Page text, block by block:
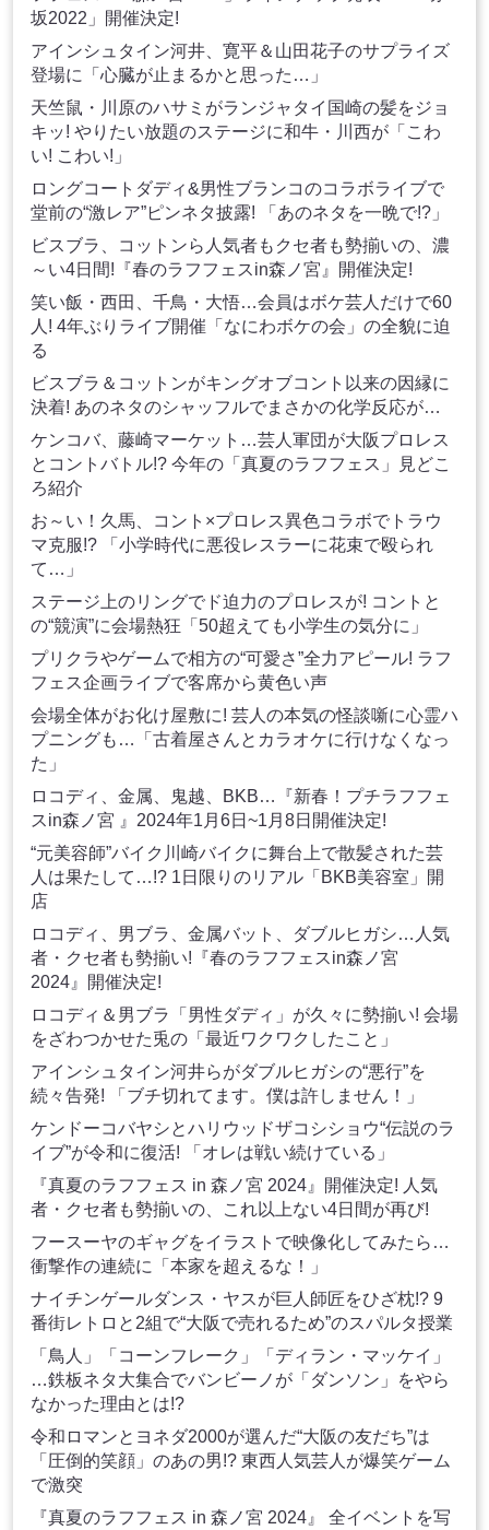
坂2022」開催決定!
アインシュタイン河井、寛平＆山田花子のサプライズ
登場に「心臓が止まるかと思った…」
天竺鼠・川原のハサミがランジャタイ国崎の髪をジョ
キッ! やりたい放題のステージに和牛・川西が「こわ
い! こわい!」
ロングコートダディ&男性ブランコのコラボライブで
堂前の“激レア”ピンネタ披露! 「あのネタを一晩で!?」
ビスブラ、コットンら人気者もクセ者も勢揃いの、濃
～い4日間!『春のラフフェスin森ノ宮』開催決定!
笑い飯・西田、千鳥・大悟…会員はボケ芸人だけで60
人! 4年ぶりライブ開催「なにわボケの会」の全貌に迫
る
ビスブラ＆コットンがキングオブコント以来の因縁に
決着! あのネタのシャッフルでまさかの化学反応が…
ケンコバ、藤崎マーケット…芸人軍団が大阪プロレス
とコントバトル!? 今年の「真夏のラフフェス」見どこ
ろ紹介
お～い！久馬、コント×プロレス異色コラボでトラウ
マ克服!? 「小学時代に悪役レスラーに花束で殴られ
て…」
ステージ上のリングでド迫力のプロレスが! コントと
の“競演”に会場熱狂「50超えても小学生の気分に」
プリクラやゲームで相方の“可愛さ”全力アピール! ラフ
フェス企画ライブで客席から黄色い声
会場全体がお化け屋敷に! 芸人の本気の怪談噺に心霊ハ
プニングも…「古着屋さんとカラオケに行けなくなっ
た」
ロコディ、金属、鬼越、BKB…『新春！プチラフフェ
スin森ノ宮 』2024年1月6日~1月8日開催決定!
“元美容師”バイク川崎バイクに舞台上で散髪された芸
人は果たして…!? 1日限りのリアル「BKB美容室」開
店
ロコディ、男ブラ、金属バット、ダブルヒガシ…人気
者・クセ者も勢揃い!『春のラフフェスin森ノ宮
2024』開催決定!
ロコディ＆男ブラ「男性ダディ」が久々に勢揃い! 会場
をざわつかせた兎の「最近ワクワクしたこと」
アインシュタイン河井らがダブルヒガシの“悪行”を
続々告発! 「ブチ切れてます。僕は許しません！」
ケンドーコバヤシとハリウッドザコシショウ“伝説のラ
イブ”が令和に復活! 「オレは戦い続けている」
『真夏のラフフェス in 森ノ宮 2024』開催決定! 人気
者・クセ者も勢揃いの、これ以上ない4日間が再び!
フースーヤのギャグをイラストで映像化してみたら…
衝撃作の連続に「本家を超えるな！」
ナイチンゲールダンス・ヤスが巨人師匠をひざ枕!? 9
番街レトロと2組で“大阪で売れるため”のスパルタ授業
「鳥人」「コーンフレーク」「ディラン・マッケイ」
…鉄板ネタ大集合でバンビーノが「ダンソン」をやら
なかった理由とは!?
令和ロマンとヨネダ2000が選んだ“大阪の友だち”は
「圧倒的笑顔」のあの男!? 東西人気芸人が爆笑ゲーム
で激突
『真夏のラフフェス in 森ノ宮 2024』 全イベントを写